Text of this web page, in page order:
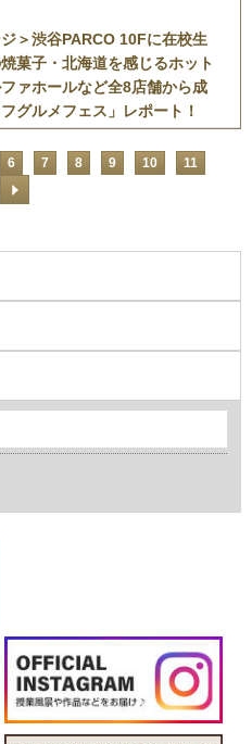
＞渋谷PARCO 10Fに在校生
菓子・北海道を感じるホット
ァホールなど全8店舗から成
グルメフェス」レポート！
6 7 8 9 10 11